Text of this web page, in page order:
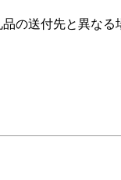
の送付先と異な